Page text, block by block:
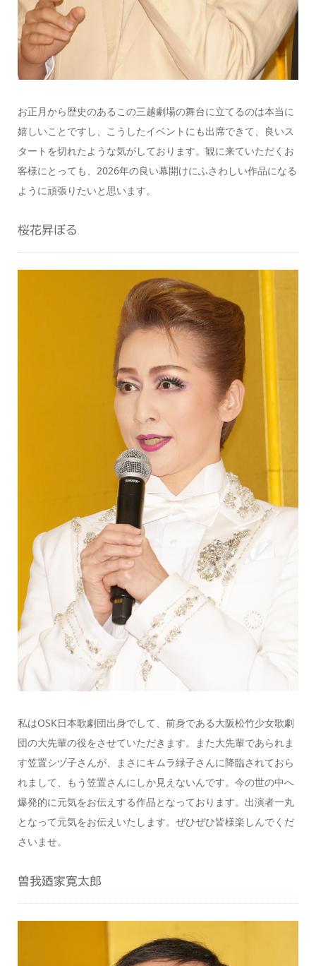
お正月から歴史のあるこの三越劇場の舞台に立てるのは本当に
嬉しいことですし、こうしたイベントにも出席できて、良いス
タートを切れたような気がしております。観に来ていただくお
客様にとっても、2026年の良い幕開けにふさわしい作品になる
ように頑張りたいと思います。
桜花昇ぼる
私はOSK日本歌劇団出身でして、前身である大阪松竹少女歌劇
団の大先輩の役をさせていただきます。また大先輩であられま
す笠置シヅ子さんが、まさにキムラ緑子さんに降臨されておら
れまして、もう笠置さんにしか見えないんです。今の世の中へ
爆発的に元気をお伝えする作品となっております。出演者一丸
となって元気をお伝えいたします。ぜひぜひ皆様楽しんでくだ
さいませ。
曽我廼家寛太郎